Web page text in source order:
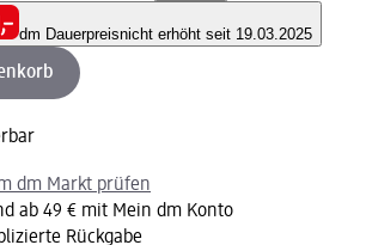
dm Dauerpreisnicht erhöht seit 19.03.2025
dm Markt prüfen
ab 49 € mit Mein dm Konto
Rückgabe